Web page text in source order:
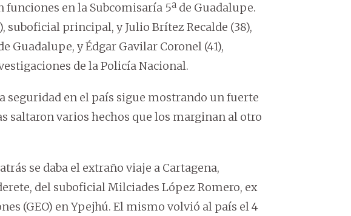
en la Subcomisaría 5ª de Guadalupe.
suboficial principal, y Julio Brítez Recalde (38),
Guadalupe, y Édgar Gavilar Coronel (41),
de la Policía Nacional.
en el país sigue mostrando un fuerte
saltaron varios hechos que los marginan al otro
se daba el extraño viaje a Cartagena,
del suboficial Milciades López Romero, ex
(GEO) en Ypejhú. El mismo volvió al país el 4